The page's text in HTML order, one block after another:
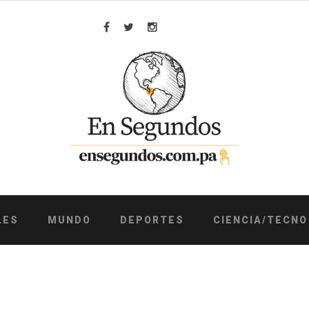
Facebook
TwitterInstagram
MUNDO DEPORTES CIENCIA/TECNO